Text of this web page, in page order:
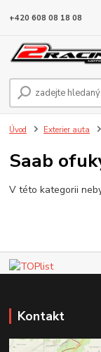
+420 608 08 18 08
Úvod Exterier auta
Saab
V této kategorii
Kontakt